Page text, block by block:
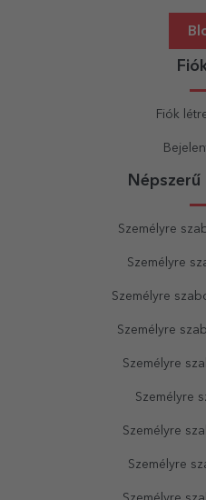
Fiók
Személyre
Személyre
Személyre
Személyre
Személyre
Személyre
Személyre
Személyre